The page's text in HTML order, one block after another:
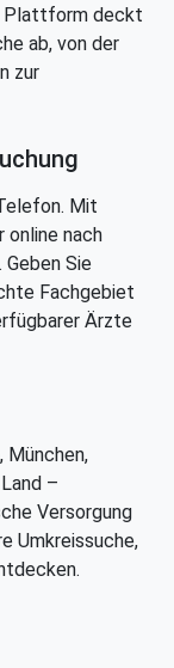
Plattform deckt
ab, von der
zur
Mit
online nach
Sie
Fachgebiet
Ärzte
München,
–
Versorgung
Umkreissuche,